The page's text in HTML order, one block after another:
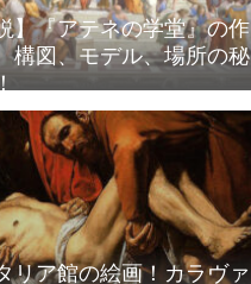
】『アテネの学堂』の作
構図、モデル、場所の秘
リア館の絵画！カラヴァ